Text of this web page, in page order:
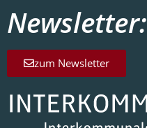
Newsletter:
zum Newsletter